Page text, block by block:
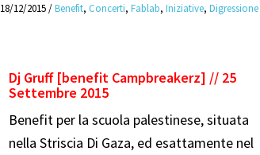
18/12/2015/Benefit, Concerti,Fablab,Iniziative,Digressione
Dj Gruff [benefit Campbreakerz] // 25
Settembre 2015
Benefit per la scuola palestinese, situata
nella Striscia Di Gaza, ed esattamente nel